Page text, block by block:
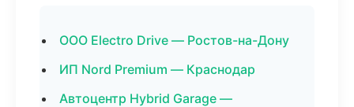
ООО Electro Drive — Ростов-на-Дону
ИП Nord Premium — Краснодар
Автоцентр Hybrid Garage —